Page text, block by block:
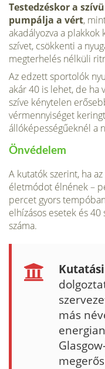
Testedzéskor a
pumpálja a vért,
akadályozva a plakkok
szívet, csökkenti a
megterhelés nélküli
Az edzett sportolók
akár 40 is lehet, de ha
szíve kénytelen
vérmennyiséget
állóképességűeknél a
Önvédelem
A kutatók szerint, ha
életmódot élnének –
percet gyors
elhízásos esetek és
száma.
más